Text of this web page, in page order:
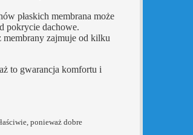
płaskich membrana może
pokrycie dachowe.
membrany zajmuje od kilku
to gwarancja komfortu i
ponieważ dobre